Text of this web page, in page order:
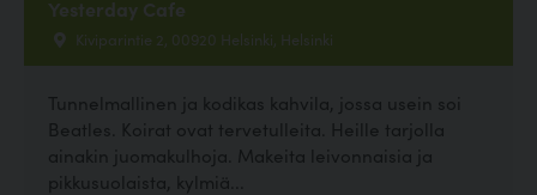
Yesterday Cafe
Kiviparintie 2, 00920 Helsinki, Helsinki
Tunnelmallinen ja kodikas kahvila, jossa usein soi
Beatles. Koirat ovat tervetulleita. Heille tarjolla
ainakin juomakulhoja. Makeita leivonnaisia ja
pikkusuolaista, kylmiä...